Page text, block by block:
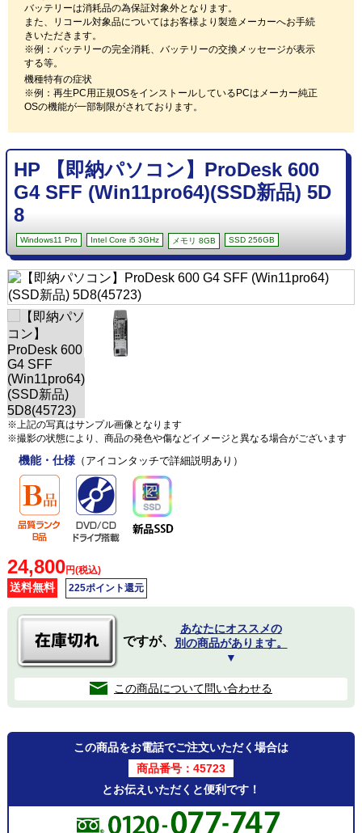
バッテリーは消耗品の為保証対象外となります。
また、リコール対象品についてはお客様より製造メーカーへお手続
きいただきます。
※例：バッテリーの完全消耗、バッテリーの交換メッセージが表示
する等。
機種特有の症状
※例：再生PC用正規OSをインストールしているPCはメーカー純正
OSの機能が一部制限がされております。
HP 【即納パソコン】ProDesk 600
G4 SFF (Win11pro64)(SSD新品) 5D
8
Windows11 Pro Intel Core i5 3GHz メモリ 8GB SSD 256GB
※上記の写真はサンプル画像となります
※撮影の状態により、商品の発色や傷などイメージと異なる場合がございます
機能・仕様（アイコンタッチで詳細説明あり）
24,800円(税込)
送料無料 225ポイント還元
ですが、
あなたにオススメの
別の商品があります。
▼
この商品について問い合わせる
この商品をお電話でご注文いただく場合は
商品番号：45723
とお伝えいただくと便利です！